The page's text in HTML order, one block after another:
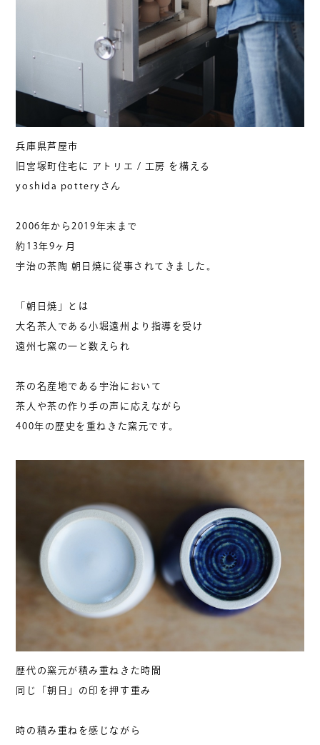
兵庫県芦屋市
旧宮塚町住宅に アトリエ / 工房 を構える
yoshida potteryさん
2006年から2019年末まで
約13年9ヶ月
宇治の茶陶 朝日焼に従事されてきました。
「朝日焼」とは
大名茶人である小堀遠州より指導を受け
遠州七窯の一と数えられ
茶の名産地である宇治において
茶人や茶の作り手の声に応えながら
400年の歴史を重ねきた窯元です。
歴代の窯元が積み重ねきた時間
同じ「朝日」の印を押す重み
時の積み重ねを感じながら